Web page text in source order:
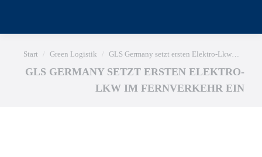
Sie befinden sich hier:
Start Green Logistik GLS Germany setzt ersten Elektro-Lkw…
GLS GERMANY SETZT ERSTEN ELEKTRO-
LKW IM FERNVERKEHR EIN